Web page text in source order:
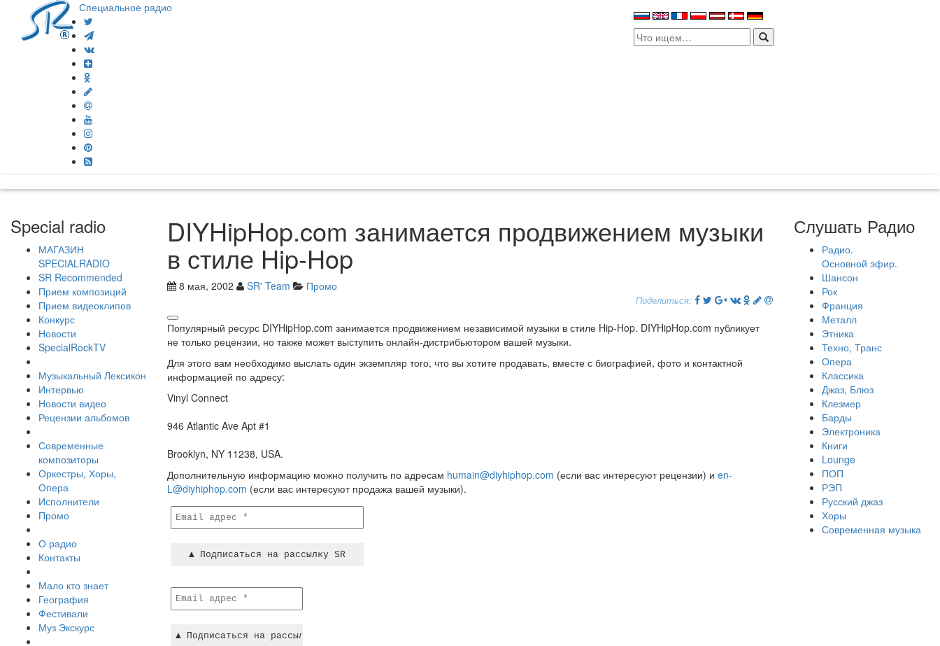
Специальное радио
Search
for:
Special radio
МАГАЗИН
SPECIALRADIO
SR Recommended
Прием композиций
Прием видеоклипов
Конкурс
Новости
SpecialRockTV
Музыкальный Лексикон
Интервью
Новости видео
Рецензии альбомов
Современные
композиторы
Оркестры, Хоры,
Опера
Исполнители
Промо
О радио
Контакты
Мало кто знает
География
Фестивали
Муз Экскурс
DIYHipHop.com занимается продвижением музыки
в стиле Hip-Hop
8 мая, 2002 SR' Team Промо
Поделиться:
Популярный ресурс DIYHipHop.com занимается продвижением независимой музыки в стиле Hip-Hop. DIYHipHop.com публикует
не только рецензии, но также может выступить онлайн-дистрибьютором вашей музыки.
Для этого вам необходимо выслать один экземпляр того, что вы хотите продавать, вместе с биографией, фото и контактной
информацией по адресу:
Vinyl Connect
946 Atlantic Ave Apt #1
Brooklyn, NY 11238, USA.
Дополнительную информацию можно получить по адресам humain@diyhiphop.com (если вас интересуют рецензии) и en-
L@diyhiphop.com (если вас интересуют продажа вашей музыки).
Слушать Радио
Радио.
Основной эфир.
Шансон
Рок
Франция
Металл
Этника
Техно, Транс
Опера
Классика
Джаз, Блюз
Клезмер
Барды
Электроника
Книги
Lounge
ПОП
РЭП
Русский джаз
Хоры
Современная музыка